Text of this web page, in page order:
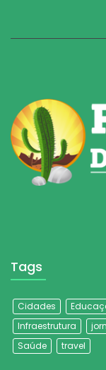
Tags
Cidades
Infraestrutura
Saúde
travel